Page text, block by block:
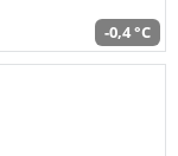
-0,4 °C